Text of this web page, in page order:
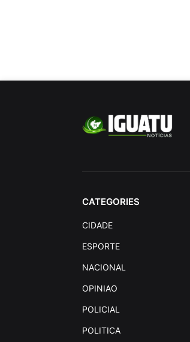
CATEGORIES
CIDADE
ESPORTE
NACIONAL
OPINIAO
POLICIAL
POLITICA